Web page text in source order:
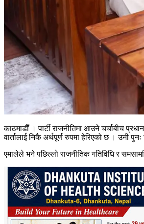
काठमाडाैँ । पार्टी राजनीतिमा आउने चर्चाबीच
वार्तालाई निकै अर्थपूर्ण रुपमा हेरिएको छ । उनी
एमालेले भने पछिल्लो राजनीतिक गतिविधि र